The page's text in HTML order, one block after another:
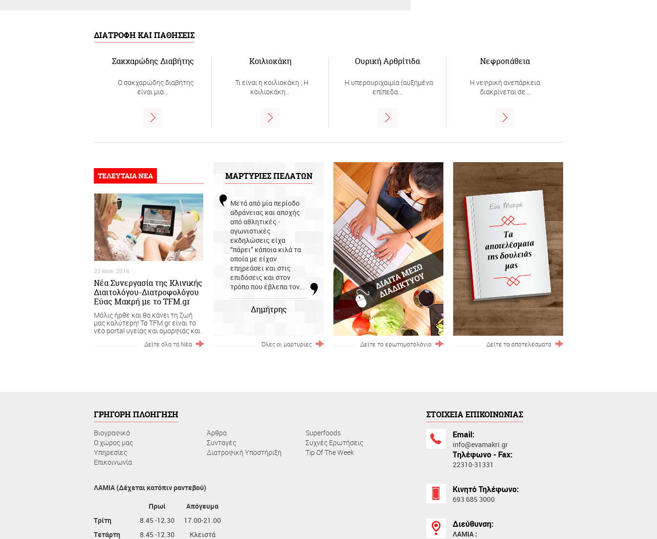
ΔΙΑΤΡΟΦΗ ΚΑΙ ΠΑΘΗΣΕΙΣ
Σακχαρώδης Διαβήτης
Ο σακχαρώδης διαβήτης
είναι μια...
Κοιλιοκάκη
Τι είναι η κοιλιοκάκη ; Η
κοιλιοκάκη...
Ουρική Αρθρίτιδα
Η υπερουριχαιμία (αυξημένα
επίπεδα...
Νεφροπάθεια
Η νεφρική ανεπάρκεια
διακρίνεται σε...
ΤΕΛΕΥΤΑΙΑ ΝΕΑ
22 Ιουν. 2016
Νέα Συνεργασία της Κλινικής
Διαιτολόγου-Διατροφολόγου
Εύας Μακρή με το TFM.gr
Μόλις ήρθε και θα κάνει τη ζωή
μας καλύτερη! To TFM.gr είναι το
νέο portal υγείας και ομορφιάς και
ToFarmakeioMou.gr....Δείτε όλα τα Νέα
ΜΑΡΤΥΡΙΕΣ ΠΕΛΑΤΩΝ
Μετά από μία περίοδο
αδράνειας και αποχής
από αθλητικές -
αγωνιστικές
εκδηλώσεις είχα
“πάρει” κάποια κιλά τα
οποία με είχαν
επηρεάσει και στις
επιδόσεις και στον
τρόπο που έβλεπα τον...
Δημήτρης
Όλες οι μαρτυρίες Δείτε το ερωτηματολόγιο Δείτε τα αποτελέσματα
ΓΡΗΓΟΡΗ ΠΛΟΗΓΗΣΗ
Βιογραφικό Άρθρα
Superfoods
Ο χώρος μας
Συνταγές
Συχνές Ερωτήσεις
Υπηρεσίες
Διατροφική Υποστήριξη
Τip Of The Week
Επικοινωνία
ΛΑΜΙΑ (Δέχεται κατόπιν ραντεβού)
Πρωί
Απόγευμα
Τρίτη
8.45 -12.30
17.00-21.00
Τετάρτη
8.45 -12.30 Κλειστά
ΣΤΟΙΧΕΙΑ ΕΠΙΚΟΙΝΩΝΙΑΣ
Email:
info@evamakri.gr
Tηλέφωνο - Fax:
22310-31331
Κινητό Τηλέφωνο:
693 685 3000
Διεύθυνση:
ΛΑΜΙΑ :